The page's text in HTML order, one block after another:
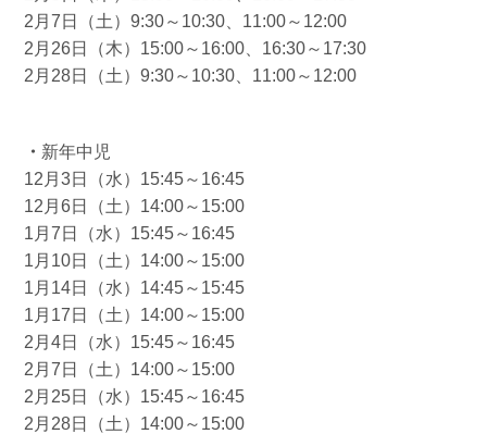
2月7日（土）9:30～10:30、11:00～12:00
2月26日（木）15:00～16:00、16:30～17:30
2月28日（土）9:30～10:30、11:00～12:00
・ 新年中児
12月3日（水）15:45～16:45
12月6日（土）14:00～15:00
1月7日（水）15:45～16:45
1月10日（土）14:00～15:00
1月14日（水）14:45～15:45
1月17日（土）14:00～15:00
2月4日（水）15:45～16:45
2月7日（土）14:00～15:00
2月25日（水）15:45～16:45
2月28日（土）14:00～15:00